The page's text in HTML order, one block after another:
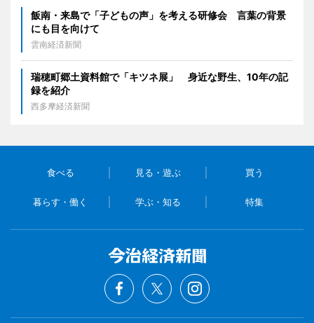
飯南・来島で「子どもの声」を考える研修会 言葉の背景
にも目を向けて
雲南経済新聞
瑞穂町郷土資料館で「キツネ展」 身近な野生、10年の記
録を紹介
西多摩経済新聞
食べる 見る・遊ぶ 買う
暮らす・働く 学ぶ・知る 特集